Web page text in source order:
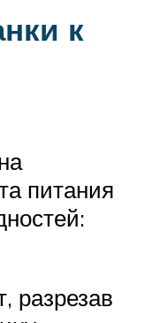
к
питания
разрезав